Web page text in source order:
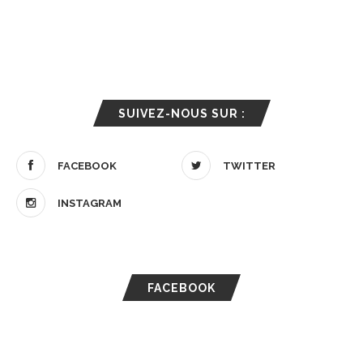
SUIVEZ-NOUS SUR :
FACEBOOK TWITTER
INSTAGRAM
FACEBOOK